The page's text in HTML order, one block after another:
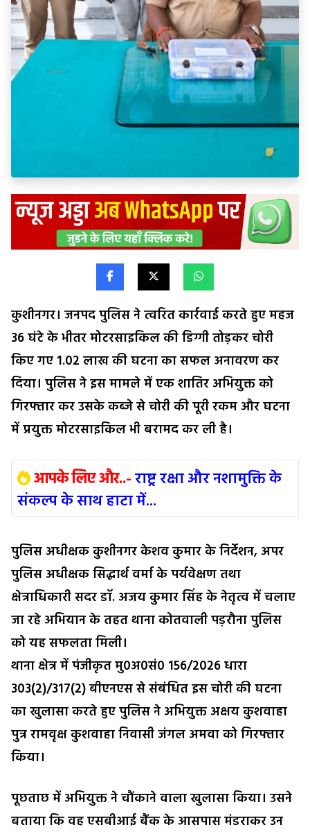
कुशीनगर। जनपद पुलिस ने त्वरित कार्रवाई करते हुए महज
36 घंटे के भीतर मोटरसाइकिल की डिग्गी तोड़कर चोरी
किए गए ₹1.02 लाख की घटना का सफल अनावरण कर
दिया। पुलिस ने इस मामले में एक शातिर अभियुक्त को
गिरफ्तार कर उसके कब्जे से चोरी की पूरी रकम और घटना
में प्रयुक्त मोटरसाइकिल भी बरामद कर ली है।
आपके लिए और..-राष्ट्र रक्षा और नशामुक्ति के
संकल्प के साथ हाटा में...
पुलिस अधीक्षक कुशीनगर केशव कुमार के निर्देशन, अपर
पुलिस अधीक्षक सिद्धार्थ वर्मा के पर्यवेक्षण तथा
क्षेत्राधिकारी सदर डॉ. अजय कुमार सिंह के नेतृत्व में चलाए
जा रहे अभियान के तहत थाना कोतवाली पड़रौना पुलिस
को यह सफलता मिली।
थाना क्षेत्र में पंजीकृत मु0अ0सं0 156/2026 धारा
303(2)/317(2) बीएनएस से संबंधित इस चोरी की घटना
का खुलासा करते हुए पुलिस ने अभियुक्त अक्षय कुशवाहा
पुत्र रामवृक्ष कुशवाहा निवासी जंगल अमवा को गिरफ्तार
किया।
पूछताछ में अभियुक्त ने चौंकाने वाला खुलासा किया। उसने
बताया कि वह एसबीआई बैंक के आसपास मंडराकर उन